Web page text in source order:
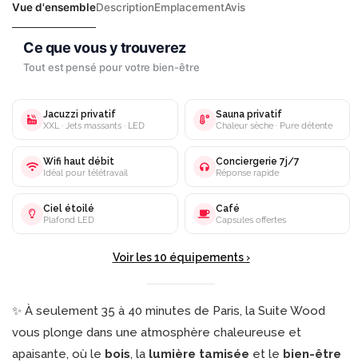
Vue d'ensembleDescriptionEmplacementAvis
Jacuzzi privatif
XXL · Jets massants · LED
Sauna privatif
Chaleur sèche · Pure détente
Wifi haut débit
Idéal pour télétravail
Conciergerie 7j/7
Réponse rapide
Ciel étoilé
Plafond LED
Café
Capsules offertes
Voir les 10 équipements ›
✨ À seulement 35 à 40 minutes de Paris, la Suite Wood
vous plonge dans une atmosphère chaleureuse et
apaisante, où le bois, la lumière tamisée et le bien-être